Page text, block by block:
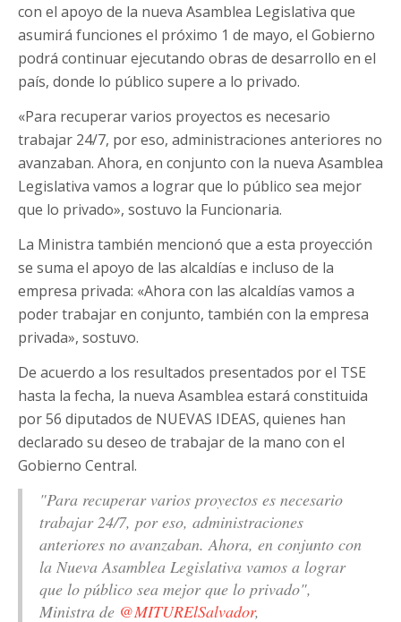
con el apoyo de la nueva Asamblea Legislativa que
asumirá funciones el próximo 1 de mayo, el Gobierno
podrá continuar ejecutando obras de desarrollo en el
país, donde lo público supere a lo privado.
«Para recuperar varios proyectos es necesario
trabajar 24/7, por eso, administraciones anteriores no
avanzaban. Ahora, en conjunto con la nueva Asamblea
Legislativa vamos a lograr que lo público sea mejor
que lo privado», sostuvo la Funcionaria.
La Ministra también mencionó que a esta proyección
se suma el apoyo de las alcaldías e incluso de la
empresa privada: «Ahora con las alcaldías vamos a
poder trabajar en conjunto, también con la empresa
privada», sostuvo.
De acuerdo a los resultados presentados por el TSE
hasta la fecha, la nueva Asamblea estará constituida
por 56 diputados de NUEVAS IDEAS, quienes han
declarado su deseo de trabajar de la mano con el
Gobierno Central.
"Para recuperar varios proyectos es necesario
trabajar 24/7, por eso, administraciones
anteriores no avanzaban. Ahora, en conjunto con
la Nueva Asamblea Legislativa vamos a lograr
que lo público sea mejor que lo privado",
Ministra de @MITURElSalvador,